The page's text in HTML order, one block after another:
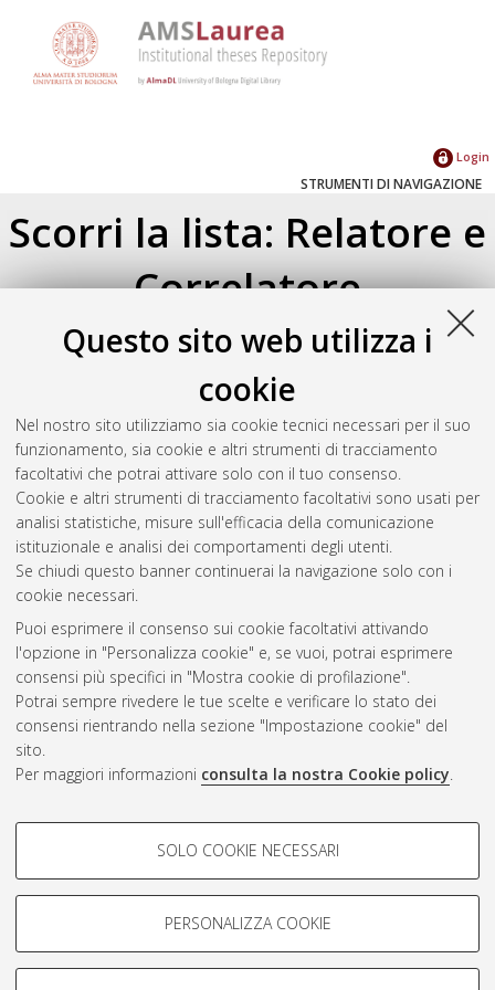
Questo sito web utilizza i
cookie
Nel nostro sito utilizziamo sia cookie tecnici necessari per il suo
funzionamento, sia cookie e altri strumenti di tracciamento
facoltativi che potrai attivare solo con il tuo consenso.
Cookie e altri strumenti di tracciamento facoltativi sono usati per
analisi statistiche, misure sull'efficacia della comunicazione
istituzionale e analisi dei comportamenti degli utenti.
Se chiudi questo banner continuerai la navigazione solo con i
cookie necessari.
Puoi esprimere il consenso sui cookie facoltativi attivando
l'opzione in "Personalizza cookie" e, se vuoi, potrai esprimere
consensi più specifici in "Mostra cookie di profilazione".
Potrai sempre rivedere le tue scelte e verificare lo stato dei
consensi rientrando nella sezione "Impostazione cookie" del
sito.
Per maggiori informazioni consulta la nostra Cookie policy.
COOKIE DI PROFILAZIONE -
Si tratta di cookie utilizzati per analizzare le caratteristiche della
navigazione degli utenti, creare profili in base al loro comportamento
Mostra cookie di profilazione
SOLO COOKIE NECESSARI
PERSONALIZZA COOKIE
Login
STRUMENTI DI NAVIGAZIONE
Scorri la lista: Relatore e
Correlatore
Su di un livello
Seleziona un valore dall'elenco sottostante.
2023(2)
2019(2)
2018 (1)
2017(1)
2016(1)
2015(1)
Atom
Rss 1.0
Rss 2.0
AMS Laurea
Impostazioni Cookie
Informativa sulla privacy
Condizioni d’uso del sito